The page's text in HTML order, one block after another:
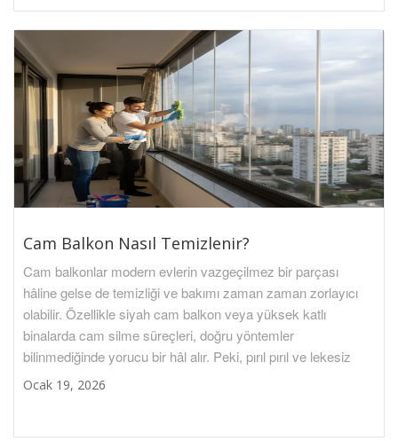
Cam Balkon Nasıl Temizlenir?
Cam balkonlar modern evlerin vazgeçilmez bir parçası
hâline gelse de temizliği ve bakımı zaman zaman zorlayıcı
olabilir. Özellikle siyah cam balkon veya yüksek katlı
binalarda cam silme süreçleri, doğru yöntemler
bilinmediğinde yorucu bir hâl alır. Peki, pırıl pırıl ve lekesiz
Ocak 19, 2026